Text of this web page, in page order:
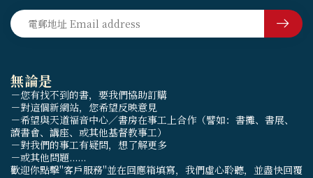
無論是
－您有找不到的書，要我們協助訂購
－對這個新網站，您希望反映意見
－希望與天道福音中心／書房在事工上合作（譬如：書攤、書展、
讀書會、講座、或其他基督教事工）
－對我們的事工有疑問，想了解更多
－或其他問題......
歡迎你點擊"客戶服務"並在回應箱填寫，我們虛心聆聽，並盡快回覆